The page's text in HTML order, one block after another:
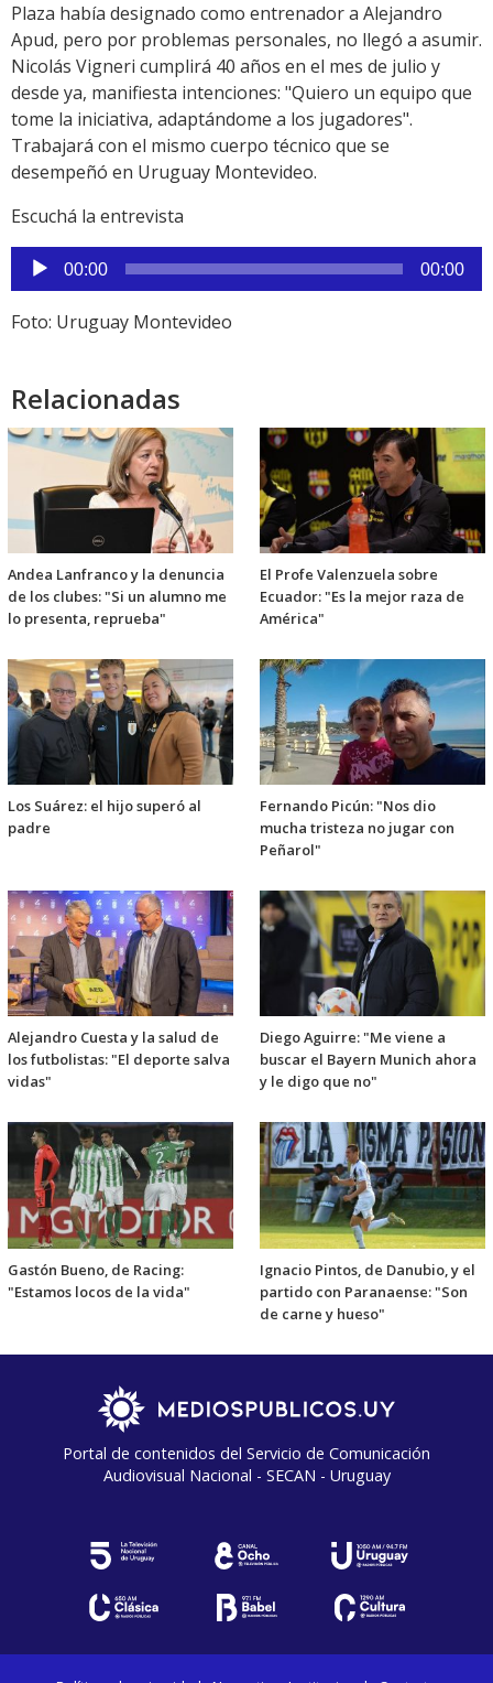
Plaza había designado como entrenador a Alejandro
Apud, pero por problemas personales, no llegó a asumir.
Nicolás Vigneri cumplirá 40 años en el mes de julio y
desde ya, manifiesta intenciones: "Quiero un equipo que
tome la iniciativa, adaptándome a los jugadores".
Trabajará con el mismo cuerpo técnico que se
desempeñó en Uruguay Montevideo.
Escuchá la entrevista
Reproductor
de
audio
00:00 00:00
Foto: Uruguay Montevideo
Relacionadas
Andea Lanfranco y la denuncia
de los clubes: "Si un alumno me
lo presenta, reprueba"
El Profe Valenzuela sobre
Ecuador: "Es la mejor raza de
América"
Los Suárez: el hijo superó al
padre
Fernando Picún: "Nos dio
mucha tristeza no jugar con
Peñarol"
Alejandro Cuesta y la salud de
los futbolistas: "El deporte salva
vidas"
Diego Aguirre: "Me viene a
buscar el Bayern Munich ahora
y le digo que no"
Gastón Bueno, de Racing:
"Estamos locos de la vida"
Ignacio Pintos, de Danubio, y el
partido con Paranaense: "Son
de carne y hueso"
Portal de contenidos del Servicio de Comunicación
Audiovisual Nacional - SECAN - Uruguay